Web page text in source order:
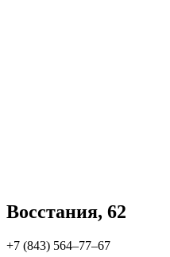
Восстания, 62
+7 (843) 564‒77‒67